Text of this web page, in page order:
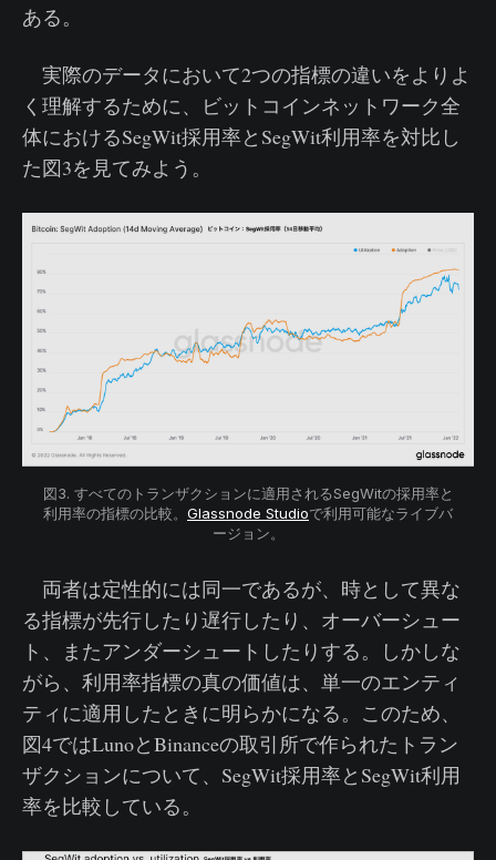
ある。
実際のデータにおいて2つの指標の違いをよりよ
く理解するために、ビットコインネットワーク全
体におけるSegWit採用率とSegWit利用率を対比し
た図3を見てみよう。
図3. すべてのトランザクションに適用されるSegWitの採用率と
利用率の指標の比較。 Glassnode Studioで利用可能なライブバ
ージョン。
両者は定性的には同一であるが、時として異な
る指標が先行したり遅行したり、オーバーシュー
ト、またアンダーシュートしたりする。しかしな
がら、利用率指標の真の価値は、単一のエンティ
ティに適用したときに明らかになる。このため、
図4ではLunoとBinanceの取引所で作られたトラン
ザクションについて、SegWit採用率とSegWit利用
率を比較している。